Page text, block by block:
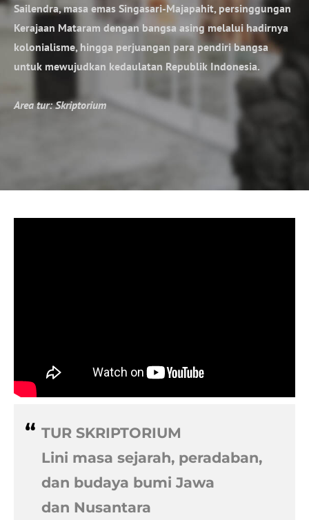
Sailendra, masa emas Singasari-Majapahit, persinggungan
Kerajaan Mataram dengan bangsa asing melalui hadirnya
kolonialisme, hingga perjuangan para pendiri bangsa
untuk mewujudkan kedaulatan Republik Indonesia.
Area tur: Skriptorium
TUR SKRIPTORIUM
Lini masa sejarah, peradaban,
dan budaya bumi Jawa
​dan Nusantara